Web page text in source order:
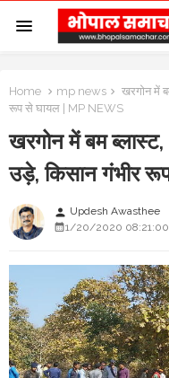
Home mp news
खरगोन में
रूप से घायल | MP NEWS
खरगोन में बम
उड़े, किसान गंभीर
person Updesh Awasthee
1/20/2020 08:21:00